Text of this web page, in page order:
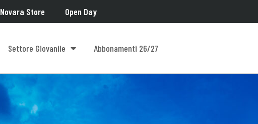
Novara Store Open Day
Settore Giovanile Abbonamenti 26/27